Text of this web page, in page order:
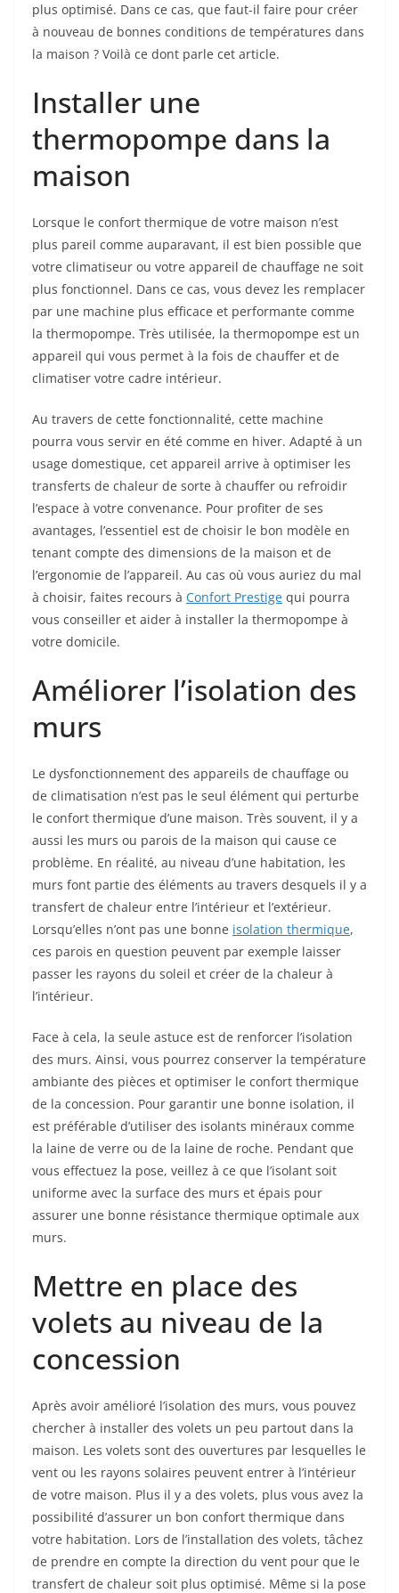
plus optimisé. Dans ce cas, que faut-il faire pour créer
à nouveau de bonnes conditions de températures dans
la maison ? Voilà ce dont parle cet article.
Installer une
thermopompe dans la
maison
Lorsque le confort thermique de votre maison n’est
plus pareil comme auparavant, il est bien possible que
votre climatiseur ou votre appareil de chauffage ne soit
plus fonctionnel. Dans ce cas, vous devez les remplacer
par une machine plus efficace et performante comme
la thermopompe. Très utilisée, la thermopompe est un
appareil qui vous permet à la fois de chauffer et de
climatiser votre cadre intérieur.
Au travers de cette fonctionnalité, cette machine
pourra vous servir en été comme en hiver. Adapté à un
usage domestique, cet appareil arrive à optimiser les
transferts de chaleur de sorte à chauffer ou refroidir
l’espace à votre convenance. Pour profiter de ses
avantages, l’essentiel est de choisir le bon modèle en
tenant compte des dimensions de la maison et de
l’ergonomie de l’appareil. Au cas où vous auriez du mal
à choisir, faites recours à Confort Prestige qui pourra
vous conseiller et aider à installer la thermopompe à
votre domicile.
Améliorer l’isolation des
murs
Le dysfonctionnement des appareils de chauffage ou
de climatisation n’est pas le seul élément qui perturbe
le confort thermique d’une maison. Très souvent, il y a
aussi les murs ou parois de la maison qui cause ce
problème. En réalité, au niveau d’une habitation, les
murs font partie des éléments au travers desquels il y a
transfert de chaleur entre l’intérieur et l’extérieur.
Lorsqu’elles n’ont pas une bonne isolation thermique,
ces parois en question peuvent par exemple laisser
passer les rayons du soleil et créer de la chaleur à
l’intérieur.
Face à cela, la seule astuce est de renforcer l’isolation
des murs. Ainsi, vous pourrez conserver la température
ambiante des pièces et optimiser le confort thermique
de la concession. Pour garantir une bonne isolation, il
est préférable d’utiliser des isolants minéraux comme
la laine de verre ou de la laine de roche. Pendant que
vous effectuez la pose, veillez à ce que l’isolant soit
uniforme avec la surface des murs et épais pour
assurer une bonne résistance thermique optimale aux
murs.
Mettre en place des
volets au niveau de la
concession
Après avoir amélioré l’isolation des murs, vous pouvez
chercher à installer des volets un peu partout dans la
maison. Les volets sont des ouvertures par lesquelles le
vent ou les rayons solaires peuvent entrer à l’intérieur
de votre maison. Plus il y a des volets, plus vous avez la
possibilité d’assurer un bon confort thermique dans
votre habitation. Lors de l’installation des volets, tâchez
de prendre en compte la direction du vent pour que le
transfert de chaleur soit plus optimisé. Même si la pose